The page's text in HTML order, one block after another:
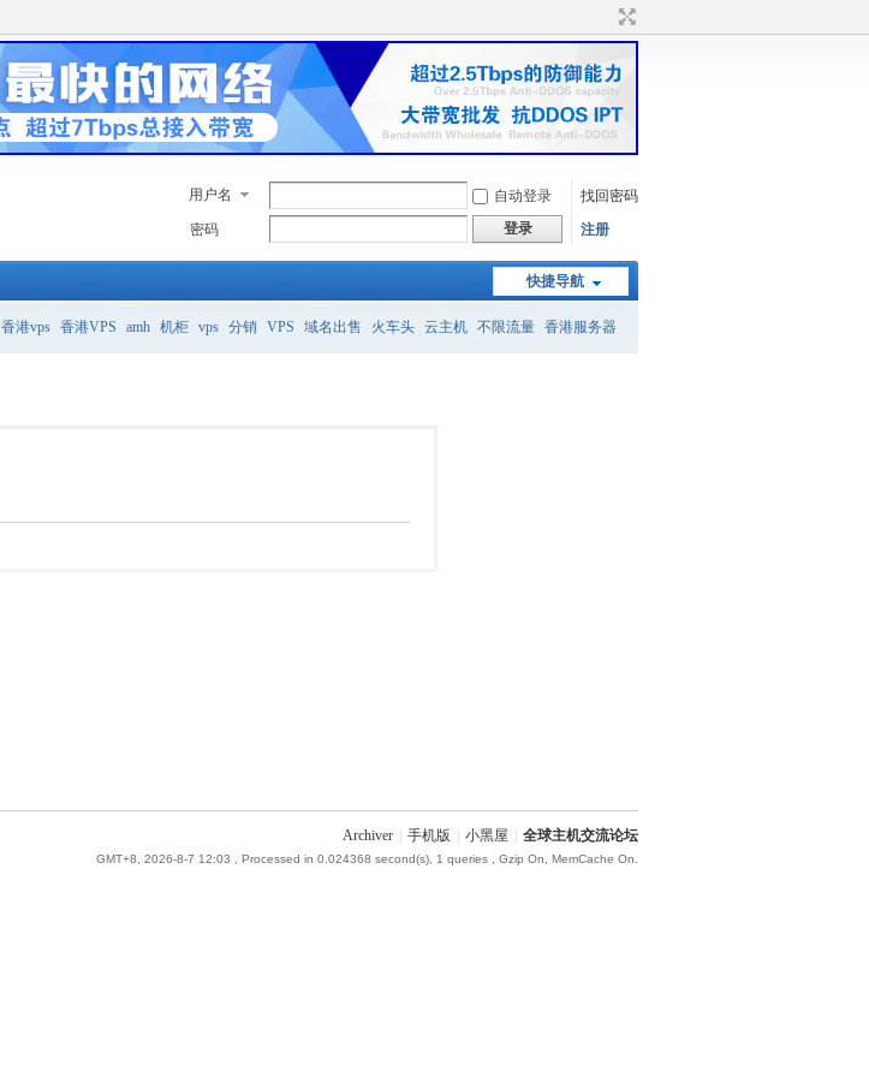
用户名 自动登录
找回密码
密码
登录 注册
快捷导航
香港vps 香港VPS amh 机柜 vps 分销 VPS 域名出售 火车头 云主机 不限流量 香港服务器
Archiver 手机版 小黑屋 全球主机交流论坛
GMT+8, 2026-8-7 12:03 , Processed in 0.024368 second(s), 1 queries , Gzip On, MemCache On.